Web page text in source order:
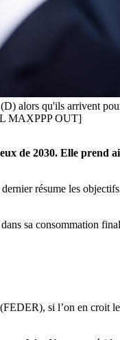
alors qu'ils arrivent
MAXPPP OUT]
de 2030. Elle prend
dernierrésume les
sa consommation
si l’on en croit